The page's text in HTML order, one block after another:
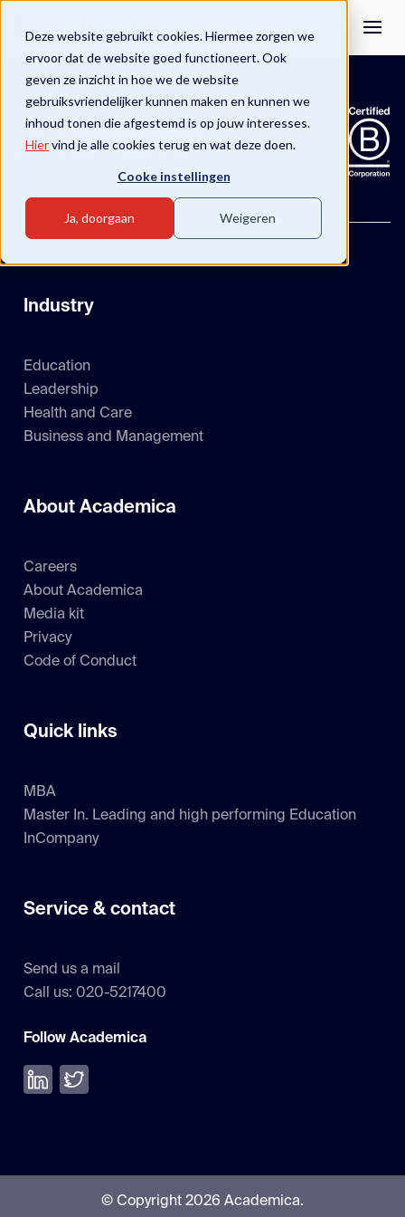
Deze website gebruikt cookies. Hiermee zorgen we
ervoor dat de website goed functioneert. Ook
geven ze inzicht in hoe we de website
gebruiksvriendelijker kunnen maken en kunnen we
inhoud tonen die afgestemd is op jouw interesses.
Hiervind je alle cookies terug en wat deze doen.
Cooke instellingen
Ja, doorgaan Weigeren
Industry
Education
Leadership
Health and Care
Business and Management
About Academica
Careers
About Academica
Media kit
Privacy
Code of Conduct
Quick links
MBA
Master In. Leading and high performing Education
InCompany
Service & contact
Send us a mail
Call us: 020-5217400
Follow Academica
Volg ons op LinkedIn
Volg ons op Twitter
© Copyright 2026 Academica.